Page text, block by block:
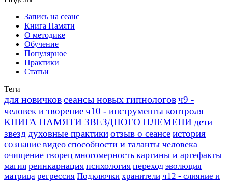
Запись на сеанс
Книга Памяти
О методике
Обучение
Популярное
Практики
Статьи
Теги
для новичковсеансы новых гипнологовч9 -
человек и творениеч10 - инструменты контроля
КНИГА ПАМЯТИ ЗВЕЗДНОГО ПЛЕМЕНИ дети
звезддуховные практикиотзыв о сеансеистория
сознание видео способности и таланты человека
очищение творец многомерность картины и артефакты
магия реинкарнация психология переход эволюция
матрица регрессия Подключки хранители ч12 - слияние и